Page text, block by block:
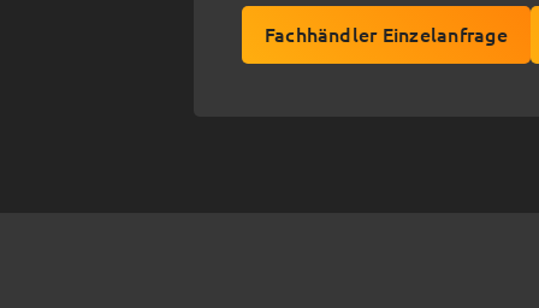
Fachhändler Einzelanfrage